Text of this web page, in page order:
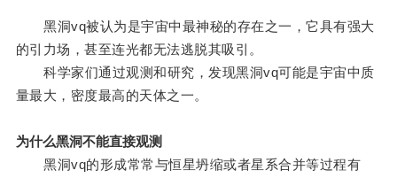
黑洞vq被认为是宇宙中最神秘的存在之一，它具有强大
的引力场，甚至连光都无法逃脱其吸引。
科学家们通过观测和研究，发现黑洞vq可能是宇宙中质
量最大，密度最高的天体之一。
为什么黑洞不能直接观测
黑洞vq的形成常常与恒星坍缩或者星系合并等过程有